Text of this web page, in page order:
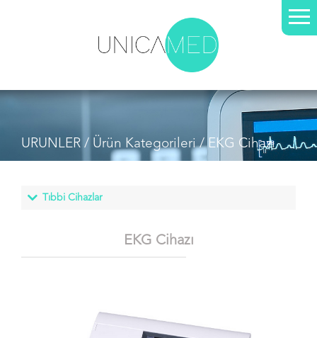
URUNLER / Ürün Kategorileri/ EKG Cihazı
EKG Cihazı